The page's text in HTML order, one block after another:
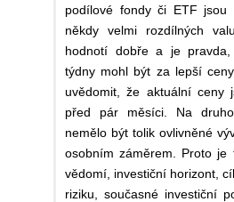
podílové fondy či ETF jsou
někdy velmi rozdílných
hodnotí dobře a je
týdny mohl být za lepší
uvědomit, že aktuální ceny
před pár měsíci. Na
nemělo být tolik ovlivněné
osobním záměrem. Proto
vědomí, investiční horizont,
riziku, současné investiční